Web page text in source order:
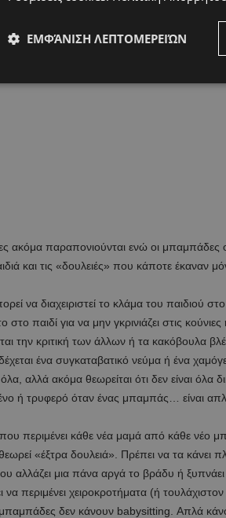
όλα, αλλάζει πάνες, κάνει μπάνιο το μωρό,
να πάει στο σούπερ μάρκετ με το μωρό
ακόμα παραπονιούνται ενώ οι μπαμπάδες
και τις «δουλειές» που κάποτε έκαναν
να διαχειριστεί το κλάμα του παιδιού
παιδί για να μην γκρινιάζει στις
την κριτική των άλλων ή τα κακόβουλα
ένα συγκαταβατικό νεύμα ή ένα
αλλά ακόμα θεωρείται ότι δεν είναι όλα
ή τρυφερό όταν ένας μπαμπάς… είναι
περιμένει κάθε νέα μαμά από κάθε νέο
«έξτρα δουλειά». Πρέπει να τα κάνει
αλλάζει μια πάνα αργά το βράδυ ή
περιμένει χειροκροτήματα (ή
δεν κάνουν babysitting. Απλά
ΕΜΦΆΝΙΣΗ ΛΕΠΤΟΜΕΡΕΙΏΝ